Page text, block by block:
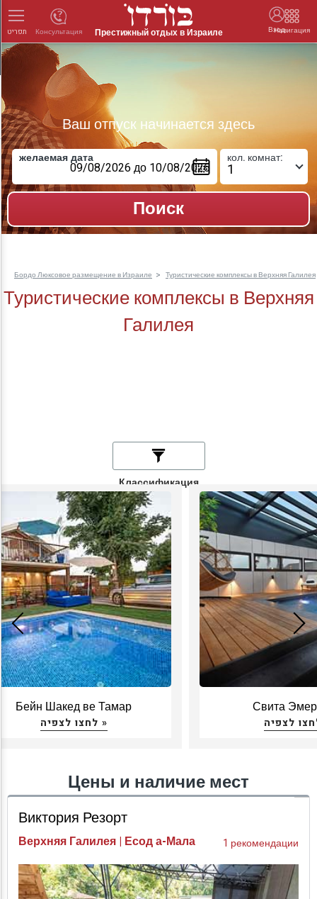
תפריט Престижный отдых в Израиле Вход
Навигация
Консультация
Ваш отпуск начинается здесь
желаемая дата кол. комнат:
Бордо Люксовое размещение в Израиле Туристические комплексы в Верхняя Галилея
Туристические комплексы в Верхняя
Галилея
Классификация
Бейн Шакед ве Тамар
לחצו לצפיה »
Свита
Цены и наличие мест
Виктория Резорт
Верхняя Галилея | Есод а-Мала 1 рекомендации